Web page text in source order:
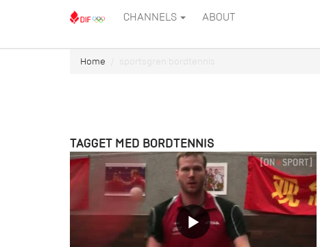
CHANNELS ABOUT
Home sportsgren:bordtennis
TAGGET MED BORDTENNIS